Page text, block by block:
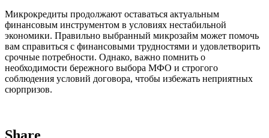
Микрокредиты продолжают оставаться актуальным
финансовым инструментом в условиях нестабильной
экономики. Правильно выбранный микрозайм может помочь
вам справиться с финансовыми трудностями и удовлетворить
срочные потребности. Однако, важно помнить о
необходимости бережного выбора МФО и строгого
соблюдения условий договора, чтобы избежать неприятных
сюрпризов.